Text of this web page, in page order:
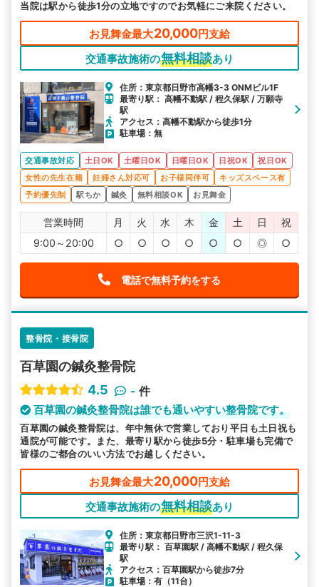
当院は駅から徒歩1分の立地ですのでお気軽にご来院ください。
お見舞金最大20,000円支給
交通事故施術の無料相談あり
住所：東京都日野市高幡3-3 ONMビル1F
最寄り駅： 高幡不動駅 / 程久保駅 / 万願寺
駅
アクセス：高幡不動駅から徒歩1分
駐車場：無
交通事故対応 土日OK 土曜日OK 日曜日OK 日祝OK
祝日OK
女性の先生在籍
妊婦さん対応可 お子様同伴可
キッズスペース有
予約優先制
駅ちか 鍼灸 無料相談OK お見舞金
営業時間 月 火 水 木 金 土 日
祝
9:00～20:00
○ ○ ○ ○ ○ ○ ◎ ○
電話で無料予約をする
整骨院・接骨院
百草園の鍼灸整骨院
4.5
- 件
百草園の鍼灸整骨院は誰でも通いやすい整骨院です。
百草園の鍼灸整骨院は、年中無休で営業しており平日も土日祝も
通院が可能です。また、最寄り駅から徒歩5分・駐車場も完備で
皆様のご都合のいい方法でお越しください。
お見舞金最大20,000円支給
交通事故施術の無料相談あり
住所：東京都日野市三沢1-11-3
最寄り駅： 百草園駅 / 高幡不動駅 / 程久保
駅
アクセス：百草園駅から徒歩7分
駐車場：有（11台）